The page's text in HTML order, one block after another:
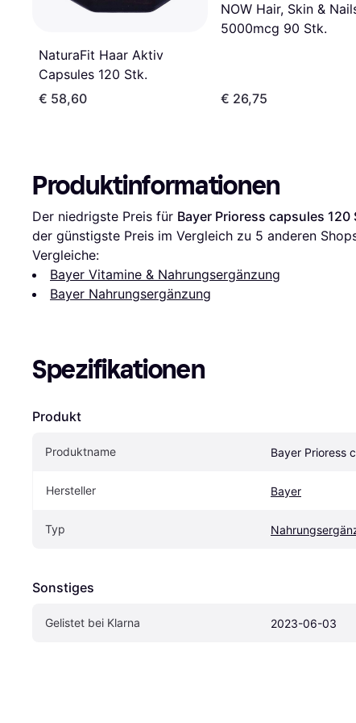
NaturaFit Haar Aktiv
Capsules 120 Stk.
€ 58,60
NOW Hair, Skin &
5000mcg 90 Stk.
€ 26,75
Produktinformationen
Der niedrigste Preis für Bayer Prioress capsules 120
der günstigste Preis im Vergleich zu 5 anderen
Vergleiche:
Bayer Vitamine & Nahrungsergänzung
Bayer Nahrungsergänzung
Spezifikationen
Produkt
Produktname Bayer Prioress
Hersteller Bayer
Typ
Sonstiges
Gelistet bei Klarna 2023-06-03